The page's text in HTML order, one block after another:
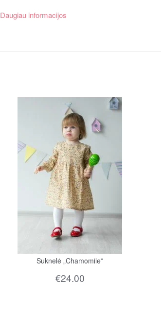
Daugiau informacijos
Suknelė „Chamomile”
€24.00